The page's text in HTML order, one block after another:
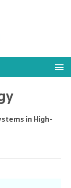
in High-